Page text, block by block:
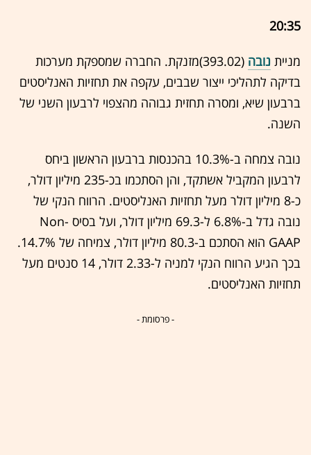
20:35
מניית נובה
(393.02)מזנקת. החברה שמספקת מערכות
בדיקה לתהליכי ייצור שבבים, עקפה את תחזיות האנליסטים
ברבעון שיא, ומסרה תחזית גבוהה מהצפוי לרבעון השני של
השנה.
נובה צמחה ב-10.3% בהכנסות ברבעון הראשון ביחס
לרבעון המקביל אשתקד, והן הסתכמו בכ-235 מיליון דולר,
כ-8 מיליון דולר מעל תחזיות האנליסטים. הרווח הנקי של
נובה גדל ב-6.8% ל-69.3 מיליון דולר, ועל בסיס Non-
GAAP הוא הסתכם ב-80.3 מיליון דולר, צמיחה של 14.7%.
בכך הגיע הרווח הנקי למניה ל-2.33 דולר, 14 סנטים מעל
תחזיות האנליסטים.
- פרסומת -